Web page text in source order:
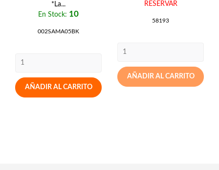
*La...
En Stock: 10
002SAMA05BK
AÑADIR AL CARRITO
RESERVAR
58193
AÑADIR AL CARRITO